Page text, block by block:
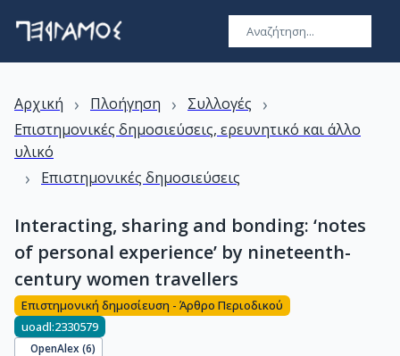
Αρχική › Πλοήγηση › Συλλογές ›
Επιστημονικές δημοσιεύσεις, ερευνητικό και άλλο
υλικό
› Επιστημονικές δημοσιεύσεις
Interacting, sharing and bonding: ‘notes
of personal experience’ by nineteenth-
century women travellers
Επιστημονική δημοσίευση - Άρθρο Περιοδικού
uoadl:2330579
OpenAlex (6)